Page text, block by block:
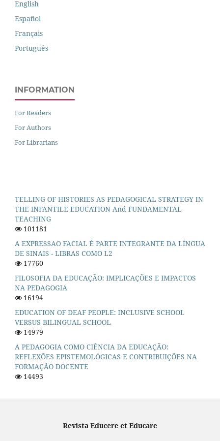
English
Español
Français
Português
INFORMATION
For Readers
For Authors
For Librarians
TELLING OF HISTORIES AS PEDAGOGICAL STRATEGY IN
THE INFANTILE EDUCATION And FUNDAMENTAL
TEACHING
101181
A EXPRESSAO FACIAL É PARTE INTEGRANTE DA LÍNGUA
DE SINAIS - LIBRAS COMO L2
17760
FILOSOFIA DA EDUCAÇÃO: IMPLICAÇÕES E IMPACTOS
NA PEDAGOGIA
16194
EDUCATION OF DEAF PEOPLE: INCLUSIVE SCHOOL
VERSUS BILINGUAL SCHOOL
14979
A PEDAGOGIA COMO CIÊNCIA DA EDUCAÇÃO:
REFLEXÕES EPISTEMOLÓGICAS E CONTRIBUIÇÕES NA
FORMAÇÃO DOCENTE
14493
Revista Educere et Educare